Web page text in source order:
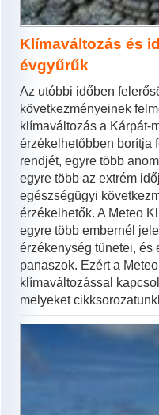
Klímaváltozás és
évgyűrűk
Az utóbbi időben
következményeinek
klímaváltozás a Kárpát-
érzékelhetőbben borítja
rendjét, egyre több
egyre több az extrém
egészségügyi
érzékelhetők. A Meteo
egyre több embernél
érzékenység tünetei, és
panaszok. Ezért a
klímaváltozással
melyeket